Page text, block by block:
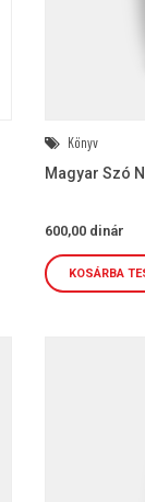
Könyv
Magyar Szó
600,00 dinár
KOSÁRBA